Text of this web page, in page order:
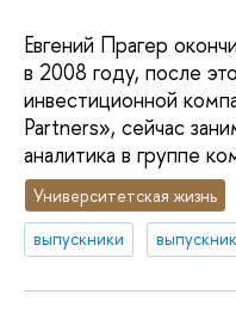
Евгений Прагер
в 2008 году, после
инвестиционной
Partners», сейчас
аналитика в группе
Университетская жизнь
выпускники